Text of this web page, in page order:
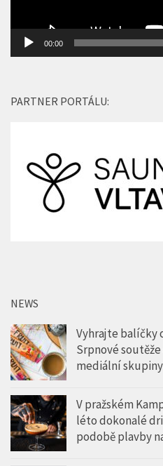
00:00
PARTNER PORTÁLU:
NEWS
Vyhrajte balíčky
Srpnové
mediální skupiny
V pražském
léto dokonalé
podobě plavby